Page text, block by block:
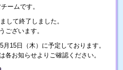
ームです。
して終了しました。
ございます。
15日（木）に予定しております。
各お知らせよりご確認ください。